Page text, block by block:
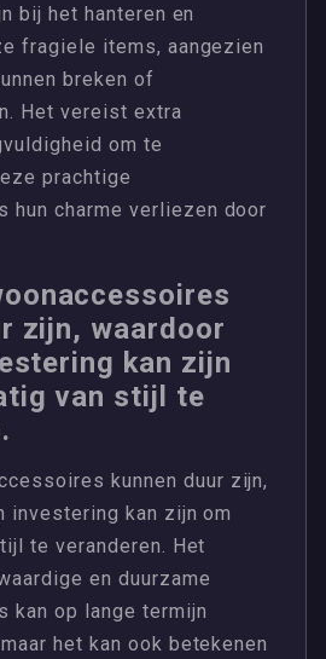
bij het hanteren en
fragiele items, aangezien
breken of
Het vereist extra
om te
prachtige
hun charme verliezen door
zijn, waardoor
kan zijn
van stijl te
kunnen duur zijn,
investering kan zijn om
te veranderen. Het
en duurzame
kan op lange termijn
het kan ook betekenen